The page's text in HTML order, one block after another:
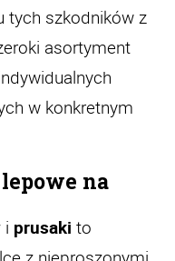
tych szkodników z
asortyment
w konkretnym
i prusaki to